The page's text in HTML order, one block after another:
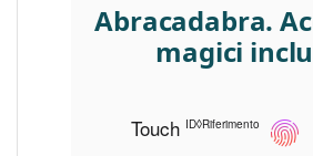
Abracadabra.
magici
Touch ID◊Riferimento alla